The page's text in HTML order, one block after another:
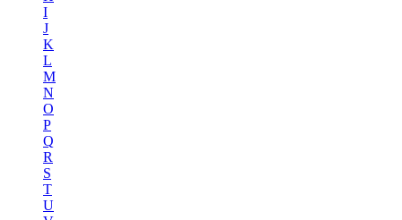
I
J
K
L
M
N
O
P
Q
R
S
T
U